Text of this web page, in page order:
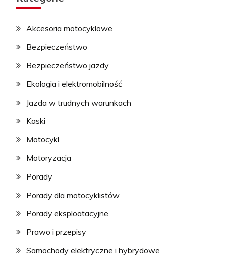
Akcesoria motocyklowe
Bezpieczeństwo
Bezpieczeństwo jazdy
Ekologia i elektromobilność
Jazda w trudnych warunkach
Kaski
Motocykl
Motoryzacja
Porady
Porady dla motocyklistów
Porady eksploatacyjne
Prawo i przepisy
Samochody elektryczne i hybrydowe